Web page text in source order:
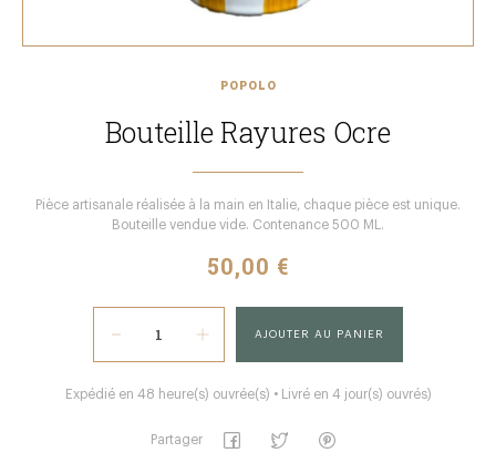
POPOLO
Bouteille Rayures Ocre
Pièce artisanale réalisée à la main en Italie, chaque pièce est unique.
Bouteille vendue vide. Contenance 500 ML.
50,00 €
AJOUTER AU PANIER
Expédié en 48 heure(s) ouvrée(s) • Livré en 4 jour(s) ouvrés)
Partager